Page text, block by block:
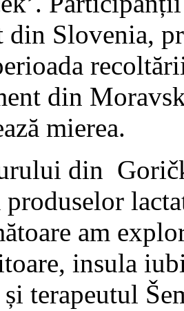
Slovenia,
din
mierea.
din
produselor
am
insula
terapeutul